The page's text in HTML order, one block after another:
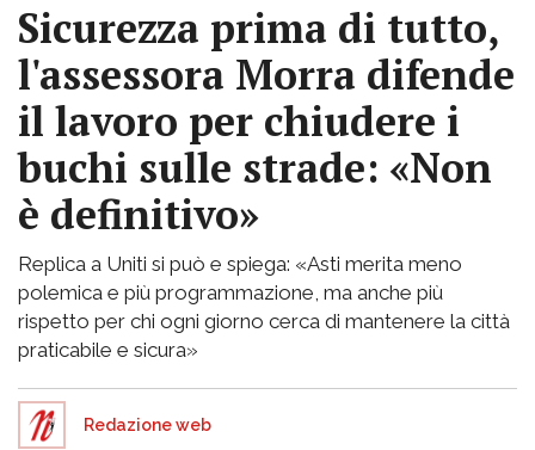
Sicurezza prima di tutto,
l'assessora Morra difende
il lavoro per chiudere i
buchi sulle strade: «Non
è definitivo»
Replica a Uniti si può e spiega: «Asti merita meno
polemica e più programmazione, ma anche più
rispetto per chi ogni giorno cerca di mantenere la città
praticabile e sicura»
Redazione web